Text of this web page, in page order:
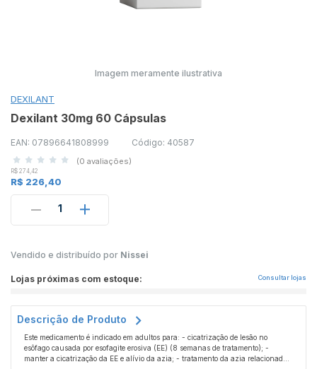
Imagem meramente ilustrativa
DEXILANT
Dexilant 30mg 60 Cápsulas
EAN: 07896641808999 Código: 40587
(0 avaliações)
R$ 274,42
R$ 226,40
1
Vendido e distribuído por Nissei
Lojas próximas com estoque: Consultar lojas
Descrição de Produto
Este medicamento é indicado em adultos para: - cicatrização de lesão no
esôfago causada por esofagite erosiva (EE) (8 semanas de tratamento); -
manter a cicatrização da EE e alívio da azia; - tratamento da azia relacionada